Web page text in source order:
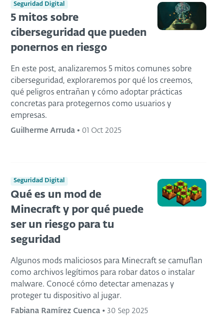
Seguridad Digital
5 mitos sobre
ciberseguridad que pueden
ponernos en riesgo
En este post, analizaremos 5 mitos comunes sobre
ciberseguridad, exploraremos por qué los creemos,
qué peligros entrañan y cómo adoptar prácticas
concretas para protegernos como usuarios y
empresas.
Guilherme Arruda • 01 Oct 2025
Seguridad Digital
Qué es un mod de
Minecraft y por qué puede
ser un riesgo para tu
seguridad
Algunos mods maliciosos para Minecraft se camuflan
como archivos legítimos para robar datos o instalar
malware. Conocé cómo detectar amenazas y
proteger tu dispositivo al jugar.
Fabiana Ramírez Cuenca • 30 Sep 2025